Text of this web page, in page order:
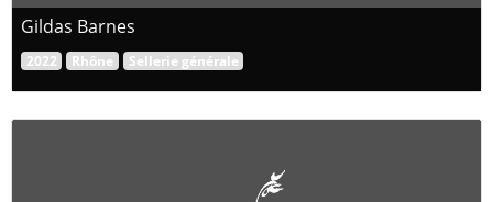
Gildas Barnes
2022 Rhône Sellerie générale